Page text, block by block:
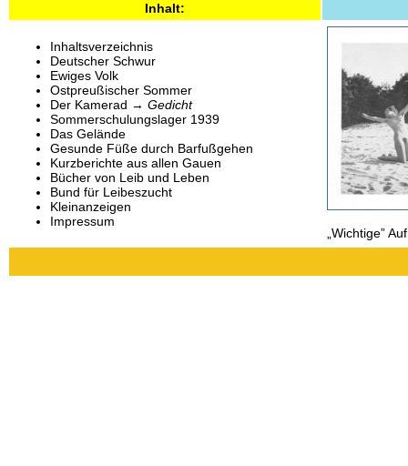
Inhalt:
Inhaltsverzeichnis
Deutscher Schwur
Ewiges Volk
Ostpreußischer Sommer
Der Kamerad → Gedicht
Sommerschulungslager 1939
Das Gelände
Gesunde Füße durch Barfußgehen
Kurzberichte aus allen Gauen
Bücher von Leib und Leben
Bund für Leibeszucht
Kleinanzeigen
Impressum
„Wichtige”